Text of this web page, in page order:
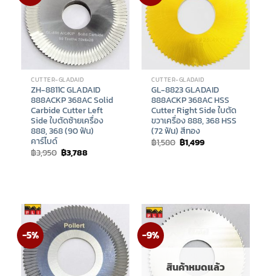
CUTTER-GLADAID
ZH-8811C GLADAID
888ACKP 368AC Solid
Carbide Cutter Left
Side ใบตัดซ้ายเครื่อง
888, 368 (90 ฟัน)
คาร์ไบด์
฿3,950 Original
price
฿3,788Current
CUTTER-GLADAID
GL-8823 GLADAID
888ACKP 368AC HSS
Cutter Right Side ใบตัด
ขวาเครื่อง 888, 368 HSS
(72 ฟัน) สีทอง
฿1,580 Original
price
฿1,499Current
-5% -9%
สินค้าหมดแล้ว